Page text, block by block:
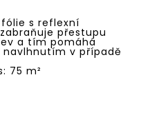
s reflexní
přestupu
a tím pomáhá
v případě
75 m²